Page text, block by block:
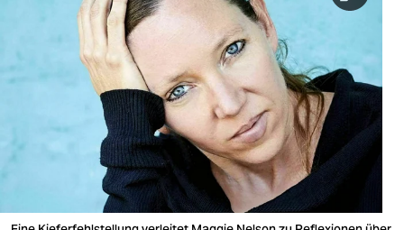
verlag
veranstaltungen